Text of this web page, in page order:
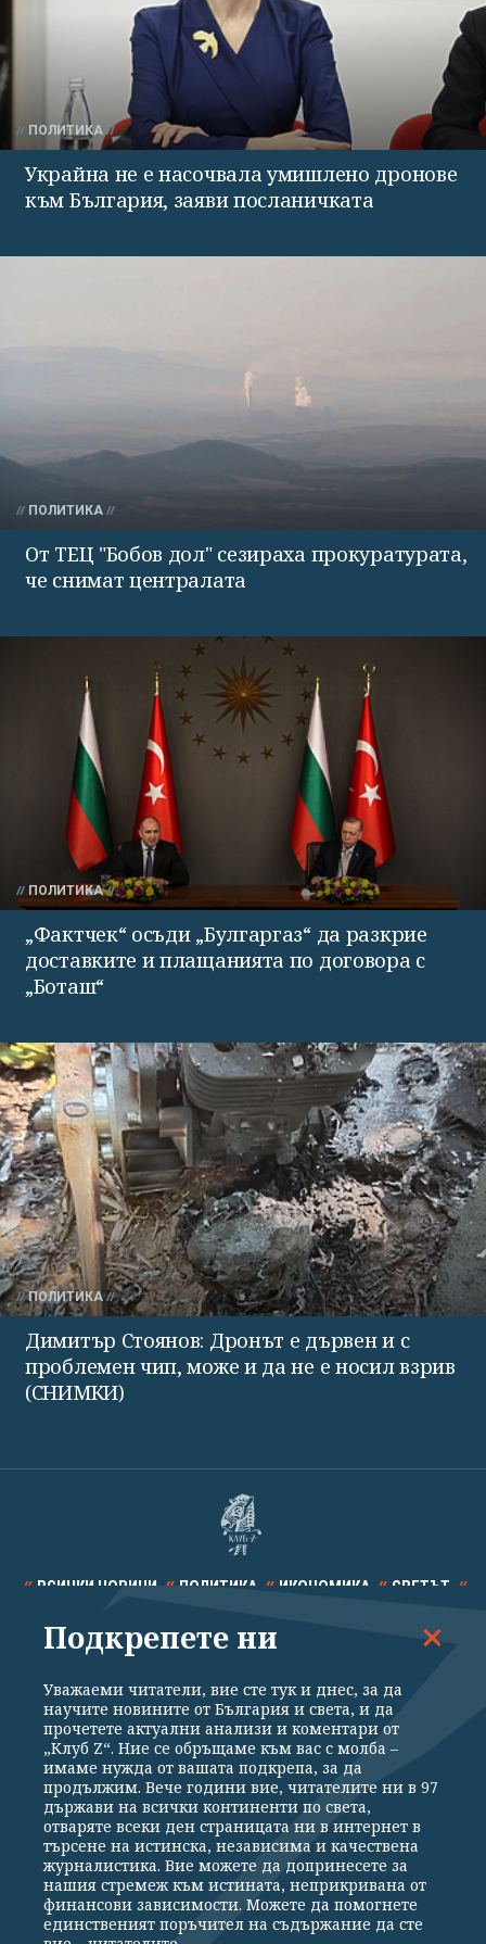
ПОЛИТИКА
Украйна не е насочвала умишлено дронове
към България, заяви посланичката
ПОЛИТИКА
От ТЕЦ "Бобов дол" сезираха прокуратурата,
че снимат централата
ПОЛИТИКА
„Фактчек“ осъди „Булгаргаз“ да разкрие
доставките и плащанията по договора с
„Боташ“
ПОЛИТИКА
Димитър Стоянов: Дронът е дървен и с
проблемен чип, може и да не е носил взрив
(СНИМКИ)
ВСИЧКИ НОВИНИ ПОЛИТИКА ИКОНОМИКА СВЕТЪТ
СПОРТ КУЛТУРА ТЕХНОЛОГИИ КАЛЕЙДОСКОП
Общи условия
Политика за поверителност
Реклама
Партньори Контакти
За Клуб Z
Екип
Подкрепете ни
Издател на www.clubz.bg е „Клуб Зебра Медия“ ЕООД, София, ул. "Алеко
Подкрепете ни
Уважаеми читатели, вие сте тук и днес, за да
научите новините от България и света, и да
прочетете актуални анализи и коментари от
„Клуб Z“. Ние се обръщаме към вас с молба –
имаме нужда от вашата подкрепа, за да
продължим. Вече години вие, читателите ни в 97
държави на всички континенти по света,
отваряте всеки ден страницата ни в интернет в
търсене на истинска, независима и качествена
журналистика. Вие можете да допринесете за
нашия стремеж към истината, неприкривана от
финансови зависимости. Можете да помогнете
единственият поръчител на съдържание да сте